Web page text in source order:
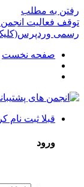
رفتن به مطلب
توقف فعالیت
رسمی
صفحه نخست
قبلا ثبت نام
ورود